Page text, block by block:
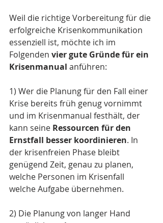
Weil die richtige Vorbereitung für die
erfolgreiche Krisenkommunikation
essenziell ist, möchte ich im
Folgenden vier gute Gründe für ein
Krisenmanual anführen:
1) Wer die Planung für den Fall einer
Krise bereits früh genug vornimmt
und im Krisenmanual festhält, der
kann seine Ressourcen für den
Ernstfall besser koordinieren. In
der krisenfreien Phase bleibt
genügend Zeit, genau zu planen,
welche Personen im Krisenfall
welche Aufgabe übernehmen.
2) Die Planung von langer Hand